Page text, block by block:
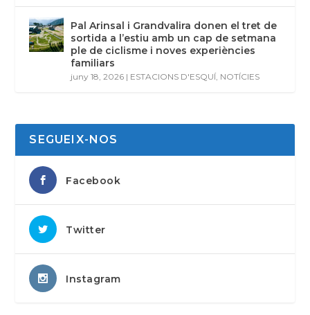
Pal Arinsal i Grandvalira donen el tret de
sortida a l’estiu amb un cap de setmana
ple de ciclisme i noves experiències
familiars
juny 18, 2026 | ESTACIONS D'ESQUÍ NOTÍCIES
SEGUEIX-NOS
Facebook
Twitter
Instagram